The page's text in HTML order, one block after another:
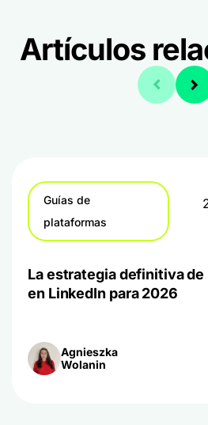
Artículos
Guías de
plataformas
La estrategia definitiva
en LinkedIn para 2026
Agnieszka
Wolanin